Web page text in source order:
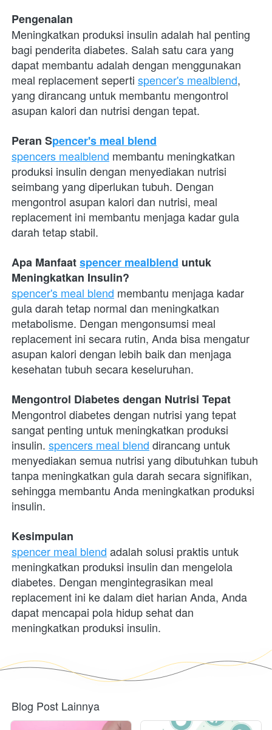
Pengenalan
Meningkatkan produksi insulin adalah hal penting
bagi penderita diabetes. Salah satu cara yang
dapat membantu adalah dengan menggunakan
meal replacement seperti spencer's mealblend,
yang dirancang untuk membantu mengontrol
asupan kalori dan nutrisi dengan tepat.
Peran Spencer's meal blend
spencers mealblend membantu meningkatkan
produksi insulin dengan menyediakan nutrisi
seimbang yang diperlukan tubuh. Dengan
mengontrol asupan kalori dan nutrisi, meal
replacement ini membantu menjaga kadar gula
darah tetap stabil.
Apa Manfaat spencer mealblend untuk
Meningkatkan Insulin?
spencer's meal blend membantu menjaga kadar
gula darah tetap normal dan meningkatkan
metabolisme. Dengan mengonsumsi meal
replacement ini secara rutin, Anda bisa mengatur
asupan kalori dengan lebih baik dan menjaga
kesehatan tubuh secara keseluruhan.
Mengontrol Diabetes dengan Nutrisi Tepat
Mengontrol diabetes dengan nutrisi yang tepat
sangat penting untuk meningkatkan produksi
insulin. spencers meal blend dirancang untuk
menyediakan semua nutrisi yang dibutuhkan tubuh
tanpa meningkatkan gula darah secara signifikan,
sehingga membantu Anda meningkatkan produksi
insulin.
Kesimpulan
spencer meal blend adalah solusi praktis untuk
meningkatkan produksi insulin dan mengelola
diabetes. Dengan mengintegrasikan meal
replacement ini ke dalam diet harian Anda, Anda
dapat mencapai pola hidup sehat dan
meningkatkan produksi insulin.
Blog Post Lainnya